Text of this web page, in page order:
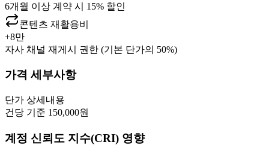
6개월 이상 계약 시 15% 할인
콘텐츠 재활용비
+8만
자사 채널 재게시 권한 (기본 단가의 50%)
가격 세부사항
단가 상세내용
건당 기준 150,000원
계정 신뢰도 지수(CRI) 영향